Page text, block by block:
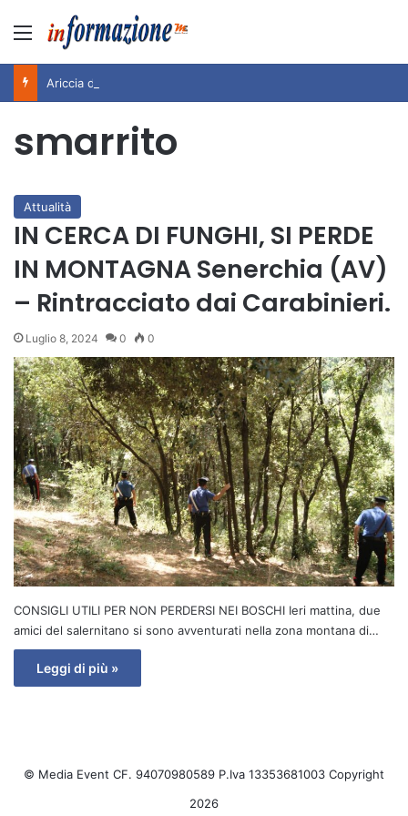
Menu
smarrito
Attualità
IN CERCA DI FUNGHI, SI PERDE
IN MONTAGNA Senerchia (AV)
– Rintracciato dai Carabinieri.
Luglio 8, 2024 0 0
CONSIGLI UTILI PER NON PERDERSI NEI BOSCHI Ieri mattina, due
amici del salernitano si sono avventurati nella zona montana di…
Leggi di più »
© Media Event CF. 94070980589 P.Iva 13353681003 Copyright
2026